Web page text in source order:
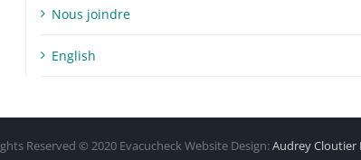
Nous joindre
English
Reserved © 2020 Evacucheck Website Design:Audrey Cloutier